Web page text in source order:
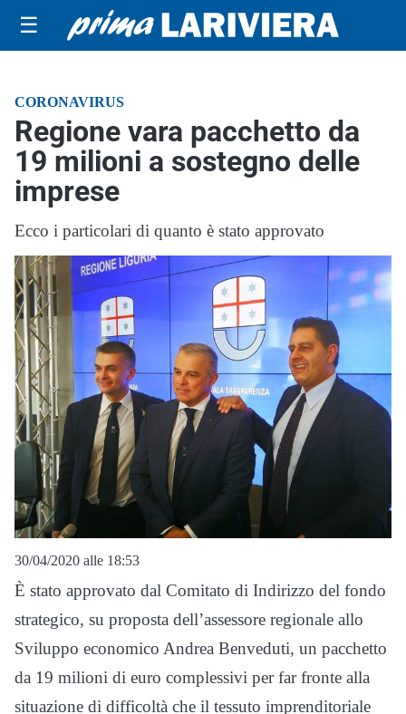
☰
CORONAVIRUS
Regione vara pacchetto da
19 milioni a sostegno delle
imprese
Ecco i particolari di quanto è stato approvato
30/04/2020 alle 18:53
È stato approvato dal Comitato di Indirizzo del fondo
strategico, su proposta dell’assessore regionale allo
Sviluppo economico Andrea Benveduti, un pacchetto
da 19 milioni di euro complessivi per far fronte alla
situazione di difficoltà che il tessuto imprenditoriale